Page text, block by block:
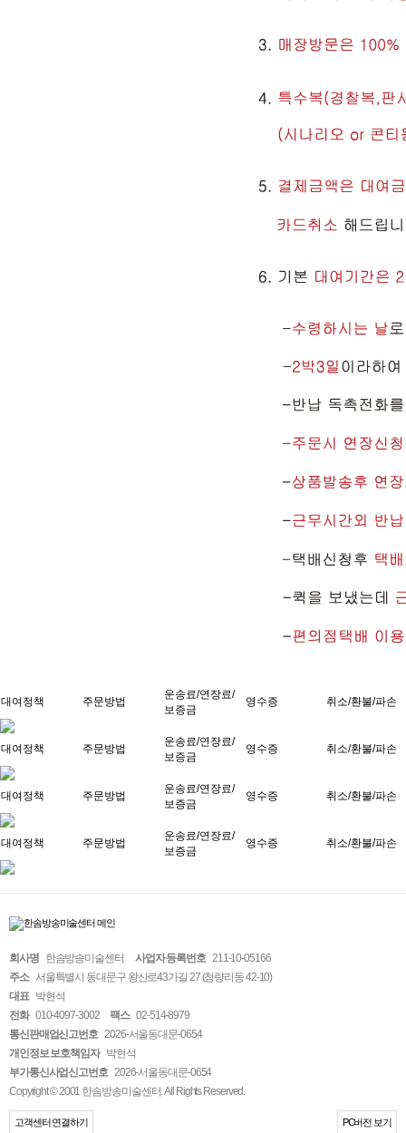
대여정책 주문방법
운송료/연장료/
보증금
영수증 취소/환불/파손
대여정책 주문방법
운송료/연장료/
보증금
영수증 취소/환불/파손
대여정책 주문방법
운송료/연장료/
보증금
영수증 취소/환불/파손
대여정책 주문방법
운송료/연장료/
보증금
영수증 취소/환불/파손
회사명 한솜방송미술센터 사업자 등록번호 211-10-05166
주소 서울특별시 동대문구 왕산로43가길 27 (청량리동 42-10)
대표 박현석
전화 010-4097-3002 팩스 02-514-8979
통신판매업신고번호 2026-서울동대문-0654
개인정보 보호책임자 박현석
부가통신사업신고번호 2026-서울동대문-0654
Copyright © 2001 한솜방송미술센터. All Rights Reserved.
고객센터 연결하기 PC버전 보기